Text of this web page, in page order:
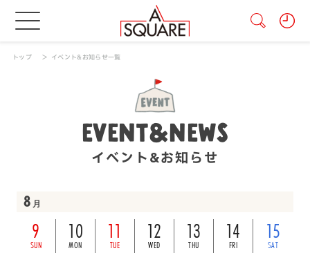
トップ イベント&お知らせ一覧
EVENT&NEWS
イベント&お知らせ
8 月
9
SUN
10
MON
11
TUE
12
WED
13
THU
14
FRI
15
SAT